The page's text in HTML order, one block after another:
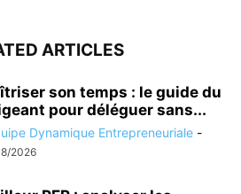
ARTICLES
son temps : le guide du
pour déléguer sans...
Dynamique Entrepreneuriale -
2026